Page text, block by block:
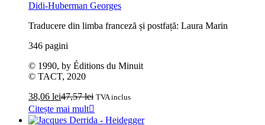
Didi-Huberman Georges
Traducere din limba franceză și postfață: Laura Marin
346 pagini
© 1990, by Éditions du Minuit
© TACT, 2020
38,06 lei47,57lei TVA inclus
Citește mai mult